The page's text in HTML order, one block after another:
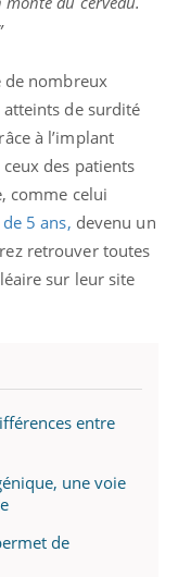
de nombreux
de surdité
à l’implant
des patients
comme celui
5 ans, devenu un
retrouver toutes
sur leur site
entre
une voie
de